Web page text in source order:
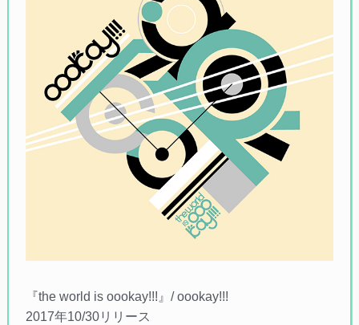
『the world is oookay!!!』/ oookay!!!
2017年10/30リリース